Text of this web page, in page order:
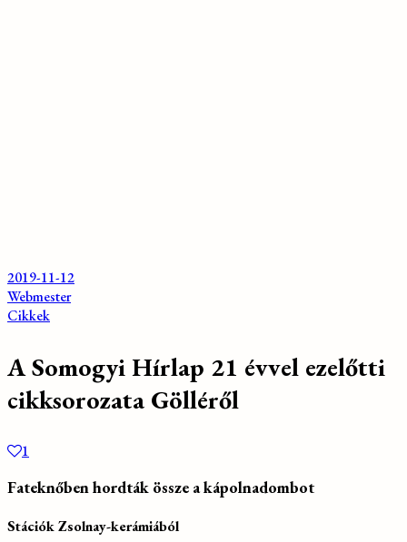
2019-11-12
Webmester
Cikkek
A Somogyi Hírlap 21 évvel ezelőtti
cikksorozata Gölléről
1
Fateknőben hordták össze a kápolnadombot
Stációk Zsolnay-kerámiából